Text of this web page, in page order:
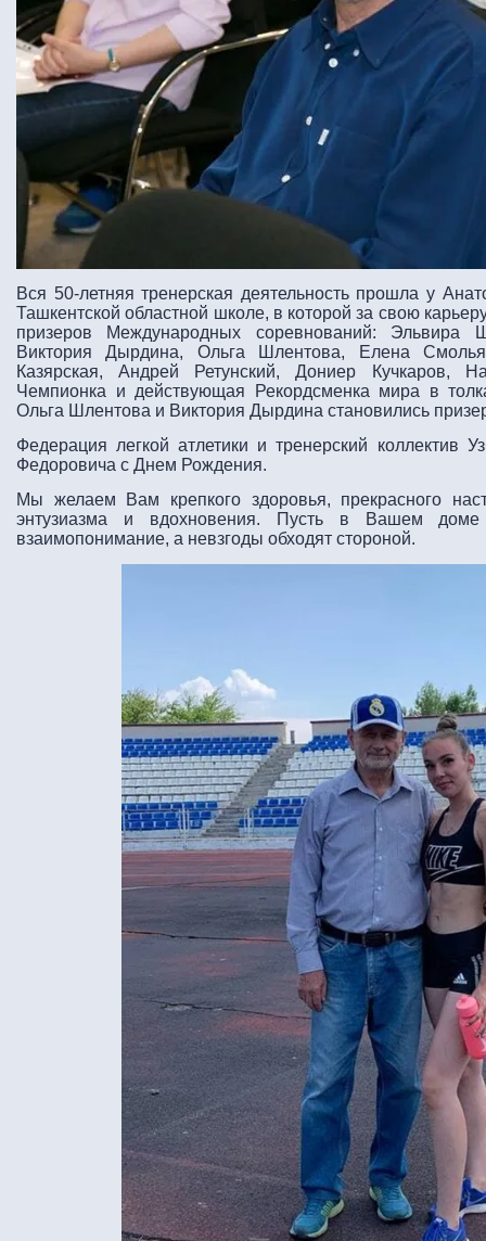
Вся 50-летняя тренерская деятельность прошла у
Ташкентской областной школе, в которой за свою
призеров Международных соревнований: Эльвира
Виктория Дырдина, Ольга Шлентова, Елена
Казярская, Андрей Ретунский, Дониер Кучкаров,
Чемпионка и действующая Рекордсменка мира в
Ольга Шлентова и Виктория Дырдина становились
Федерация легкой атлетики и тренерский коллектив
Федоровича с Днем Рождения.
Мы желаем Вам крепкого здоровья, прекрасного
энтузиазма и вдохновения.
Пусть в Вашем доме
взаимопонимание, а невзгоды обходят стороной.